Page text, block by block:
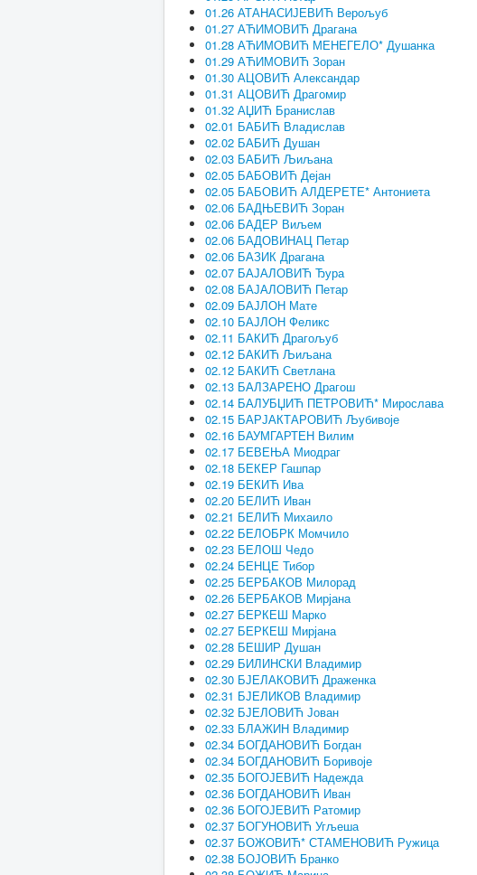
01.26 АТАНАСИЈЕВИЋ Верољуб
01.27 АЋИМОВИЋ Драгана
01.28 АЋИМОВИЋ МЕНЕГЕЛО* Душанка
01.29 АЋИМОВИЋ Зоран
01.30 АЦОВИЋ Александар
01.31 АЦОВИЋ Драгомир
01.32 АЏИЋ Бранислав
02.01 БАБИЋ Владислав
02.02 БАБИЋ Душан
02.03 БАБИЋ Љиљана
02.05 БАБОВИЋ Дејан
02.05 БАБОВИЋ АЛДЕРЕТЕ* Антониета
02.06 БАДЊЕВИЋ Зоран
02.06 БАДЕР Виљем
02.06 БАДОВИНАЦ Петар
02.06 БАЗИК Драгана
02.07 БАЈАЛОВИЋ Ђура
02.08 БАЈАЛОВИЋ Петар
02.09 БАЈЛОН Мате
02.10 БАЈЛОН Феликс
02.11 БАКИЋ Драгољуб
02.12 БАКИЋ Љиљана
02.12 БАКИЋ Светлана
02.13 БАЛЗАРЕНО Драгош
02.14 БАЛУБЏИЋ ПЕТРОВИЋ* Мирослава
02.15 БАРЈАКТАРОВИЋ Љубивоје
02.16 БАУМГАРТЕН Вилим
02.17 БЕВЕЊА Миодраг
02.18 БЕКЕР Гашпар
02.19 БЕКИЋ Ива
02.20 БЕЛИЋ Иван
02.21 БЕЛИЋ Михаило
02.22 БЕЛОБРК Момчило
02.23 БЕЛОШ Чедо
02.24 БЕНЦЕ Тибор
02.25 БЕРБАКОВ Милорад
02.26 БЕРБАКОВ Мирјана
02.27 БЕРКЕШ Марко
02.27 БЕРКЕШ Мирјана
02.28 БЕШИР Душан
02.29 БИЛИНСКИ Владимир
02.30 БЈЕЛАКОВИЋ Драженка
02.31 БЈЕЛИКОВ Владимир
02.32 БЈЕЛОВИЋ Јован
02.33 БЛАЖИН Владимир
02.34 БОГДАНОВИЋ Богдан
02.34 БОГДАНОВИЋ Боривоје
02.35 БОГОЈЕВИЋ Надежда
02.36 БОГДАНОВИЋ Иван
02.36 БОГОЈЕВИЋ Ратомир
02.37 БОГУНОВИЋ Угљеша
02.37 БОЖОВИЋ* СТАМЕНОВИЋ Ружица
02.38 БОЈОВИЋ Бранко